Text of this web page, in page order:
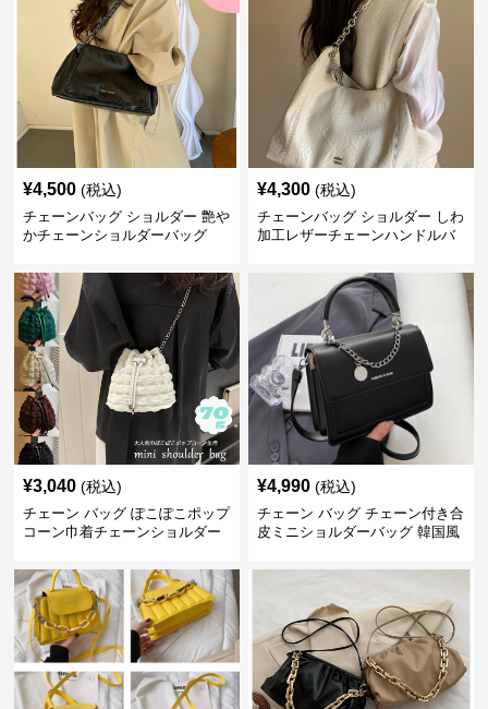
¥4,500 (税込)
チェーンバッグ ショルダー 艶や
かチェーンショルダーバッグ
¥4,300 (税込)
チェーンバッグ ショルダー しわ
加工レザーチェーンハンドルバ
¥3,040 (税込)
チェーン バッグ ぽこぽこポップ
コーン巾着チェーンショルダー
¥4,990 (税込)
チェーン バッグ チェーン付き合
皮ミニショルダーバッグ 韓国風